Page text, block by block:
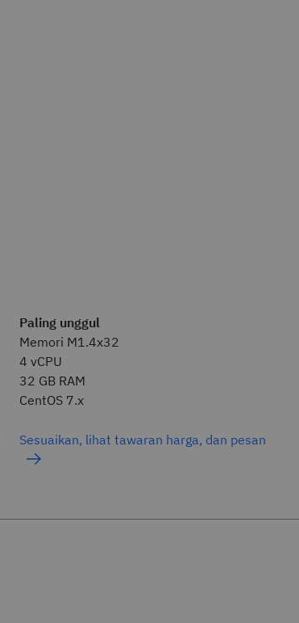
Paling unggul
Memori M1.4x32
4 vCPU
32 GB RAM
CentOS 7.x
Sesuaikan, lihat tawaran harga, dan pesan